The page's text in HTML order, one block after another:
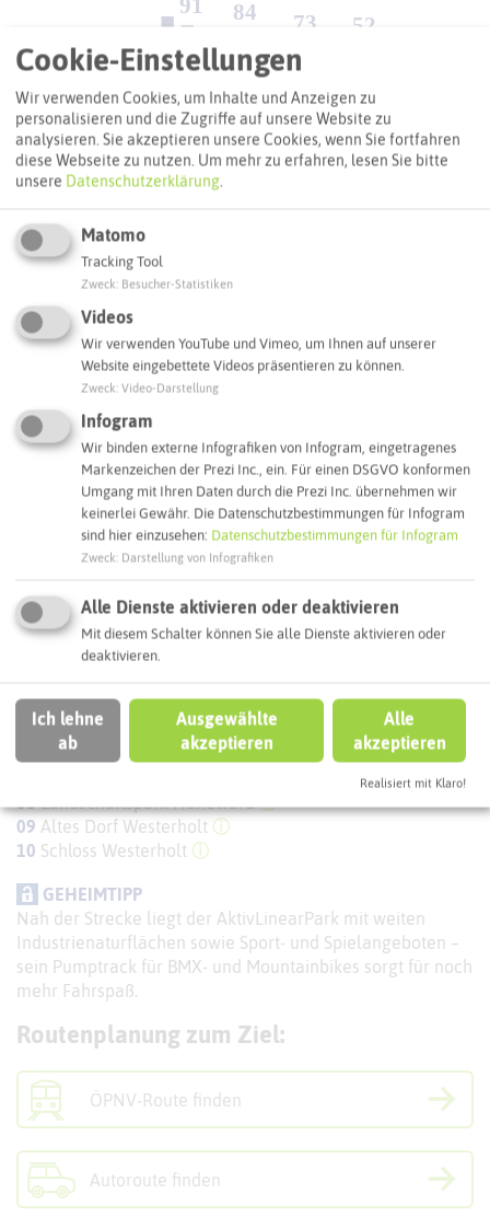
INFOS/INTERNET
STRECKENCHARAKTER
Die Qualität der Wege ist insgesamt gut und das Profil
relativ flach. Die Strecke führt meist über befestigte Wege,
ein besonderes Können ist nicht erforderlich. Auf der Zwei-
Schlösser-Radtour empfiehlt sich allerdings generell eine
recht gute bis sehr gute Grundkondition.
START/ZIEL
Im Schloßpark, Herten
PARKEN
Parkplatz am Resser Weg, Herten (kostenfrei)
ANREISE/ÖPNV
Haltestelle: Schloss Herten, Herten
HIGHLIGHTS
01Schloss Hertenⓘ
Schlosspark Herten
04Ewaldseeⓘ
05Zeche Ewald
Halde Hoppenbruchⓘ
08Landschaftspark Hohewardⓘ
09 Altes Dorf Westerholt ⓘ
10 Schloss Westerholt ⓘ
GEHEIMTIPP
Nah der Strecke liegt der AktivLinearPark mit weiten
Industrienaturflächen sowie Sport- und Spielangeboten –
sein Pumptrack für BMX- und Mountainbikes sorgt für noch
mehr Fahrspaß.
Routenplanung zum Ziel:
ÖPNV-Route finden
Autoroute finden
Cookie-Einstellungen
Wir verwenden Cookies, um Inhalte und Anzeigen zu
personalisieren und die Zugriffe auf unsere Website zu
analysieren. Sie akzeptieren unsere Cookies, wenn Sie fortfahren
diese Webseite zu nutzen. Um mehr zu erfahren, lesen Sie bitte
unsere Datenschutzerklärung.
Matomo
Tracking Tool
Zweck Besucher-Statistiken
Videos
Wir verwenden YouTube und Vimeo, um Ihnen auf unserer
Website eingebettete Videos präsentieren zu können.
Zweck Video-Darstellung
Infogram
Wir binden externe Infografiken von Infogram, eingetragenes
Markenzeichen der Prezi Inc., ein. Für einen DSGVO konformen
Umgang mit Ihren Daten durch die Prezi Inc. übernehmen wir
keinerlei Gewähr. Die Datenschutzbestimmungen für Infogram
sind hier einzusehen: Datenschutzbestimmungen für Infogram
Zweck Darstellung von Infografiken
Alle Dienste aktivieren oder deaktivieren
Mit diesem Schalter können Sie alle Dienste aktivieren oder
deaktivieren.
Ich lehne
ab
Ausgewählte
akzeptieren
Alle
akzeptieren
Realisiert mit Klaro!